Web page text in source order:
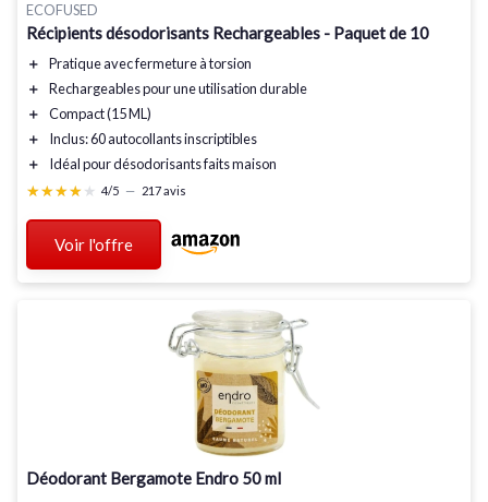
ECOFUSED
Récipients désodorisants Rechargeables - Paquet de 10
＋ Pratiqueavec fermeture à torsion
＋
Rechargeablespour une utilisation durable
＋
Compact(15 ML)
＋
Inclus:60 autocollants inscriptibles
＋
Idéalpour désodorisants faits maison
★★★★★
★★★★★ 4/5 — 217 avis
Voir l'offre
Déodorant Bergamote Endro 50 ml